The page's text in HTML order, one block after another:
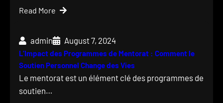
Read More
admin August 7, 2024
L’Impact des Programmes de Mentorat : Comment le
Soutien Personnel Change des Vies
Le mentorat est un élément clé des programmes de
soutien…